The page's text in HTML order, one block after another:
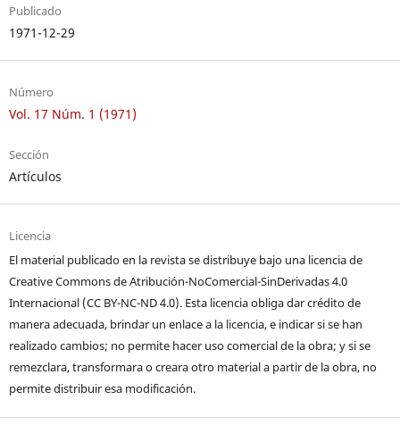
Publicado
1971-12-29
Número
Vol. 17 Núm. 1 (1971)
Sección
Artículos
Licencia
El material publicado en la revista se distribuye bajo una licencia de
Creative Commons de Atribución-NoComercial-SinDerivadas 4.0
Internacional (CC BY-NC-ND 4.0). Esta licencia obliga dar crédito de
manera adecuada, brindar un enlace a la licencia, e indicar si se han
realizado cambios; no permite hacer uso comercial de la obra; y si se
remezclara, transformara o creara otro material a partir de la obra, no
permite distribuir esa modificación.